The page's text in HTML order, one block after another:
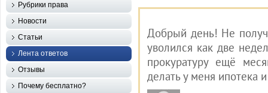
Добрый день! Не
уволился как две
прокуратуру ещё
делать у меня ипотека
Рубрики права
Новости
Статьи
Лента ответов
Отзывы
Почему бесплатно?